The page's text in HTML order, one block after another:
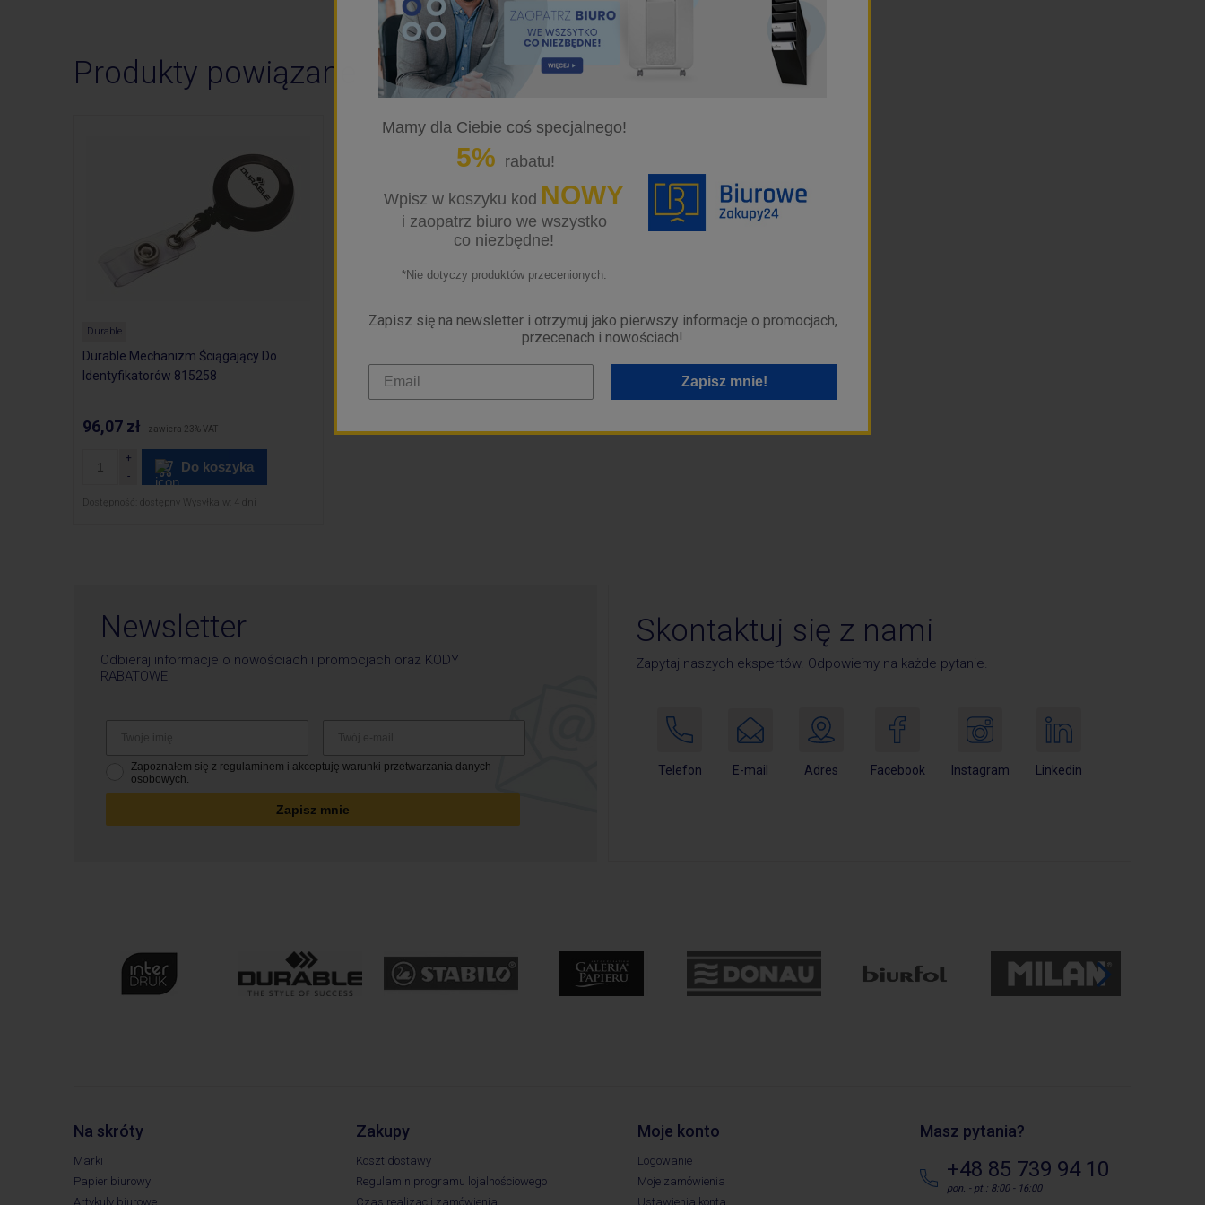
Produkty powiązane
Durable
Durable Mechanizm Ściągający Do
Identyfikatorów 815258
96,07 zł zawiera 23% VAT
Do koszyka
Dostępność: dostępny Wysyłka w: 4 dni
Newsletter
Odbieraj informacje o nowościach i promocjach oraz KODY
RABATOWE
Zapoznałem się z regulaminem i akceptuję warunki przetwarzania danych
osobowych.
Zapisz mnie
Skontaktuj się z nami
Zapytaj naszych ekspertów. Odpowiemy na każde pytanie.
Telefon E-mail Adres Facebook Instagram Linkedin
Na skróty
Marki
Papier biurowy
Artykuly biurowe
Zakupy
Koszt dostawy
Regulamin programu lojalnościowego
Czas realizacji zamówienia
Moje konto
Logowanie
Moje zamówienia
Ustawienia konta
Masz pytania?
+48 85 739 94 10
pon. - pt.: 8:00 - 16:00
Mamy dla Ciebie coś specjalnego!
5% rabatu!
Wpisz w koszyku kod NOWY
i zaopatrz biuro we wszystko
co niezbędne!
*Nie dotyczy produktów przecenionych.
Zapisz się na newsletter i otrzymuj jako pierwszy informacje o promocjach,
przecenach i nowościach!
Zapisz mnie!